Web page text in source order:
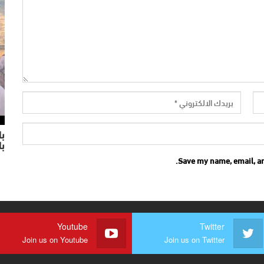
Save my name, email,
Twitter
Join us on Twitter
Youtube
Join us on Youtube